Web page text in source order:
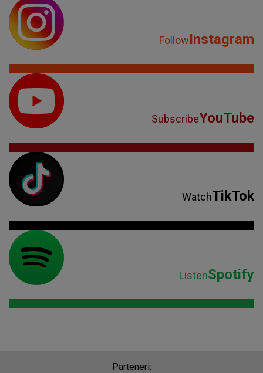
FollowInstagram
SubscribeYouTube
WatchTikTok
ListenSpotify
Parteneri: